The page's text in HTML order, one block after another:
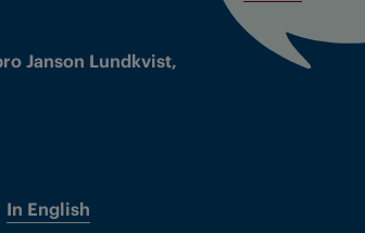
Janson Lundkvist,
In English